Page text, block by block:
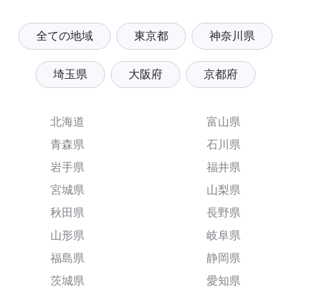
全ての地域 東京都 神奈川県
埼玉県 大阪府 京都府
北海道
青森県
岩手県
宮城県
秋田県
山形県
福島県
茨城県
富山県
石川県
福井県
山梨県
長野県
岐阜県
静岡県
愛知県